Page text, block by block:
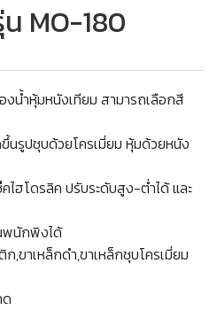
MO-180
น้ำหุ้มหนังเทียม สามารถเลือกสี
นรูปชุบด้วยโครเมี่ยม หุ้มด้วยหนัง
ไฮโดรลิค ปรับระดับสูง-ต่ำได้ และ
พนักพิงได้
,ขาเหล็กดำ,ขาเหล็กชุบโครเมี่ยม